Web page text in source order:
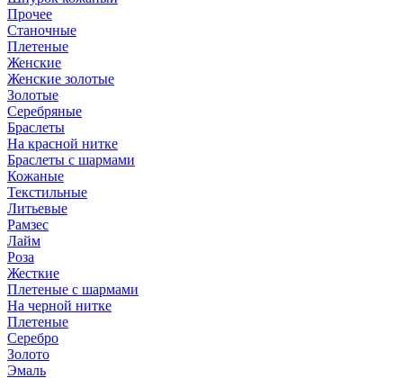
Прочее
Станочные
Плетеные
Женские
Женские золотые
Золотые
Серебряные
Браслеты
На красной нитке
Браслеты с шармами
Кожаные
Текстильные
Литьевые
Рамзес
Лайм
Роза
Жесткие
Плетеные с шармами
На черной нитке
Плетеные
Серебро
Золото
Эмаль